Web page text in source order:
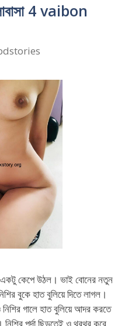
4 vaibon
কেপে উঠল। ভাই বোনের নতুন
বুকে হাত বুলিয়ে দিতে লাগল।
গালে হাত বুলিয়ে আদর করতে
পর্দা ছিড়তেই ও থরথর করে